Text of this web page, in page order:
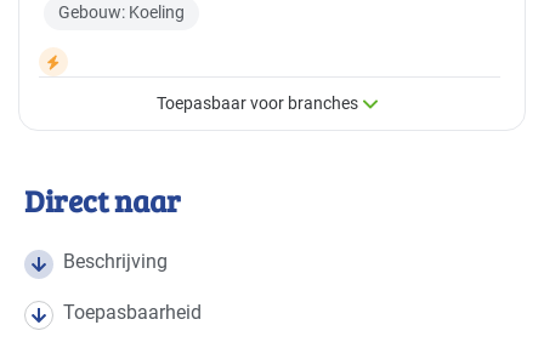
Gebouw: Koeling
Toepasbaar voor branches
Toepasbaar voor branches
branches
Datacenters
Direct naar
Beschrijving
Toepasbaarheid